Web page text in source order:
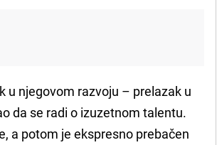
u njegovom razvoju – prelazak u
da se radi o izuzetnom talentu.
a potom je ekspresno prebačen